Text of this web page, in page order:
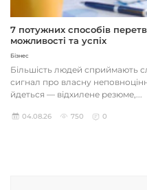
7 потужних способів
можливості та успіх
Бізнес
Більшість людей сприймають
сигнал про власну
йдеться — відхилене резюме,...
04.08.26 750 0